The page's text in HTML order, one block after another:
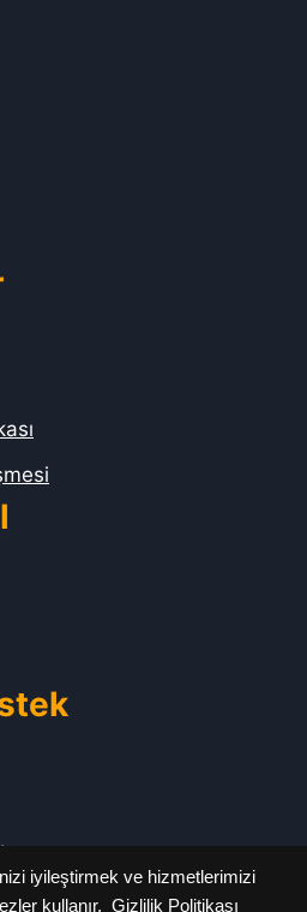
iyileştirmek ve hizmetlerimizi
kullanır. Gizlilik Politikası